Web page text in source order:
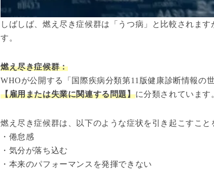
しばしば、燃え尽き症候群は「うつ病」と比較されま
す。
燃え尽き症候群：
WHOが公開する「国際疾病分類第11版健康診断情報の世
【雇用または失業に関連する問題】に分類されています
燃え尽き症候群は、以下のような症状を引き起こすこと
・倦怠感
・気分が落ち込む
・本来のパフォーマンスを発揮できない